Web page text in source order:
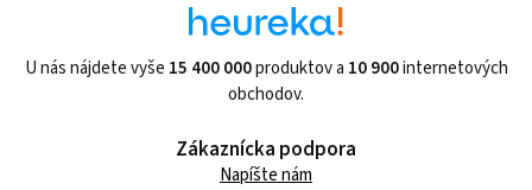
U nás nájdete vyše 15 400 000produktov a 10 900internetových
obchodov.
Zákaznícka podpora
Napíšte nám